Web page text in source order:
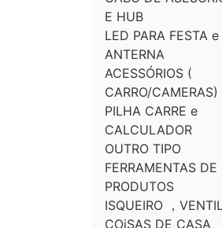
E HUB
LED PARA FESTA e
ANTERNA
ACESSÓRIOS (
CARRO/CAMERAS)
PILHA CARRE e
CALCULADOR
OUTRO TIPO
FERRAMENTAS DE
PRODUTOS
ISQUEIRO ，
COiSAS DE CASA